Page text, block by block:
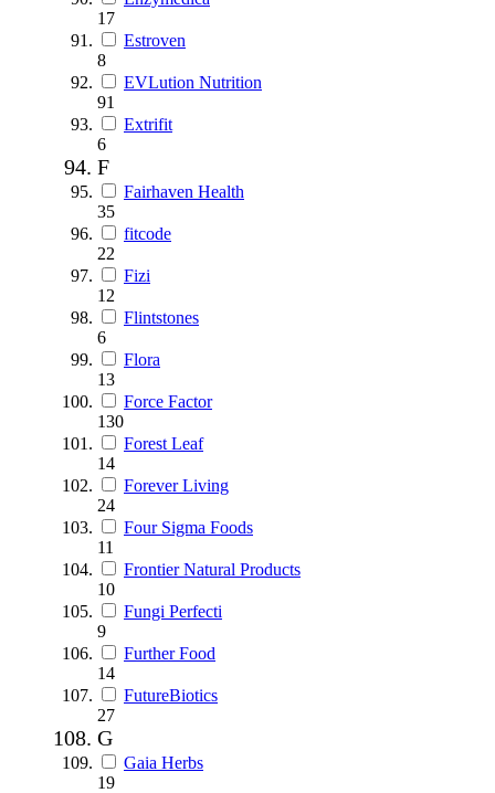
17
Estroven
8
EVLution Nutrition
91
Extrifit
6
F
Fairhaven Health
35
fitcode
22
Fizi
12
Flintstones
6
Flora
13
Force Factor
130
Forest Leaf
14
Forever Living
24
Four Sigma Foods
11
Frontier Natural Products
10
Fungi Perfecti
9
Further Food
14
FutureBiotics
27
G
Gaia Herbs
19